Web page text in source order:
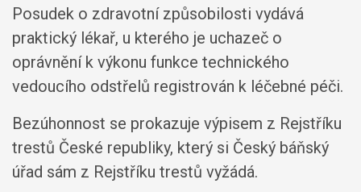
Posudek o zdravotní způsobilosti vydává
praktický lékař, u kterého je uchazeč o
oprávnění k výkonu funkce technického
vedoucího odstřelů registrován k léčebné péči.
Bezúhonnost se prokazuje výpisem z Rejstříku
trestů České republiky, který si Český báňský
úřad sám z Rejstříku trestů vyžádá.